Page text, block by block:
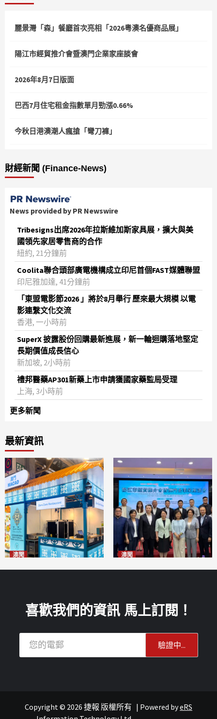
麗景灣「森」餐廳首次亮相「2026粵澳名優商品展」
陽江市經貿推介會暨澳門企業家座談會
2026年8月7日版面
巴西7月住宅租金指數單月勁漲0.66%
今秋日港澳潮人瘋搶「彎刀褲」
財經新聞 (Finance-News)
News provided by PR Newswire
Tribesigns出席2026年拉斯維加斯家具展，擴大與美
國領先家居零售商的合作
紐約, 21分鐘前
Coolita聯合頭部廣電機構成立印尼首個FAST媒體聯盟
印尼雅加達, 41分鐘前
「東盟電影節2026 」將於8月舉行 歷來最大規模 以電
影連繫文化交流
香港, 一小時前
SuperX 披露股份回購最新進展，新一輪迴購落地堅定
長期價值成長信心
新加坡, 2小時前
禮邦醫藥AP301新藥上市申請獲國家藥監局受理
上海, 3小時前
更多新聞
最新資訊
澳聞 澳聞
喜歡我們的資訊 馬上訂閱！
Copyright © 2026 捷報 版權所有 | Powered byeRS